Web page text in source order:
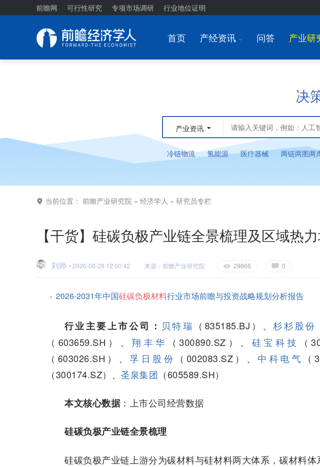
前瞻网 可行性研究 专项市场调研 行业地位证明
首页 产经资讯 I 问答 产业研
决
产业资讯
冷链物流 氢能源 医疗器械 两链两图两
当前位置： 前瞻产业研究院 » 经济学人 » 研究员专栏
【干货】硅碳负极产业链全景梳理及区域热
刘帅 • 2026-06-28 12:00:42 来源：前瞻产业研究院 E 29866 G 0
2026-2031年中国硅碳负极材料行业市场前瞻与投资战略规划分析报告
行业主要上市公司： 贝特瑞 （835185.BJ）、杉杉股份
（603659.SH）、翔丰华 （300890.SZ）、 硅宝科技 （
（603026.SH）、 孚日股份 （002083.SZ）、 中科电气 （
（300174.SZ）、 圣泉集团 （605589.SH）
本文核心数据：上市公司经营数据
硅碳负极产业链全景梳理
硅碳负极产业链上游分为碳材料与硅材料两大体系，碳材料